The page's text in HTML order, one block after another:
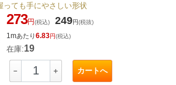
ても手にやさしい形状
273円(税込) 249円(税抜)
1mあたり6.83円(税込)
在庫:19
－ ＋ カートへ